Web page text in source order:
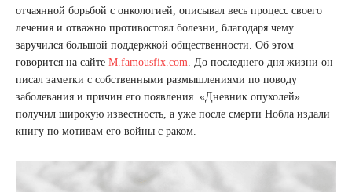
отчаянной борьбой с онкологией, описывал весь процесс своего
лечения и отважно противостоял болезни, благодаря чему
заручился большой поддержкой общественности. Об этом
говорится на сайте M.famousfix.com. До последнего дня жизни он
писал заметки с собственными размышлениями по поводу
заболевания и причин его появления. «Дневник опухолей»
получил широкую известность, а уже после смерти Нобла издали
книгу по мотивам его войны с раком.